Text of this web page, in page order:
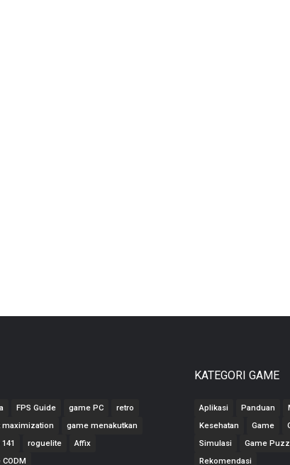
FPS Guide game PC
retro
maximization
game menakutkan
roguelite
Affix
KATEGORI GAME
Aplikasi Panduan
Kesehatan
Game
Simulasi
Game
Rekomendasi